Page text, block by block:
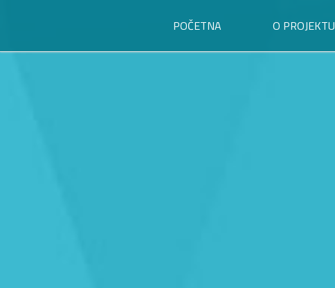
POČETNA O PROJEKTU